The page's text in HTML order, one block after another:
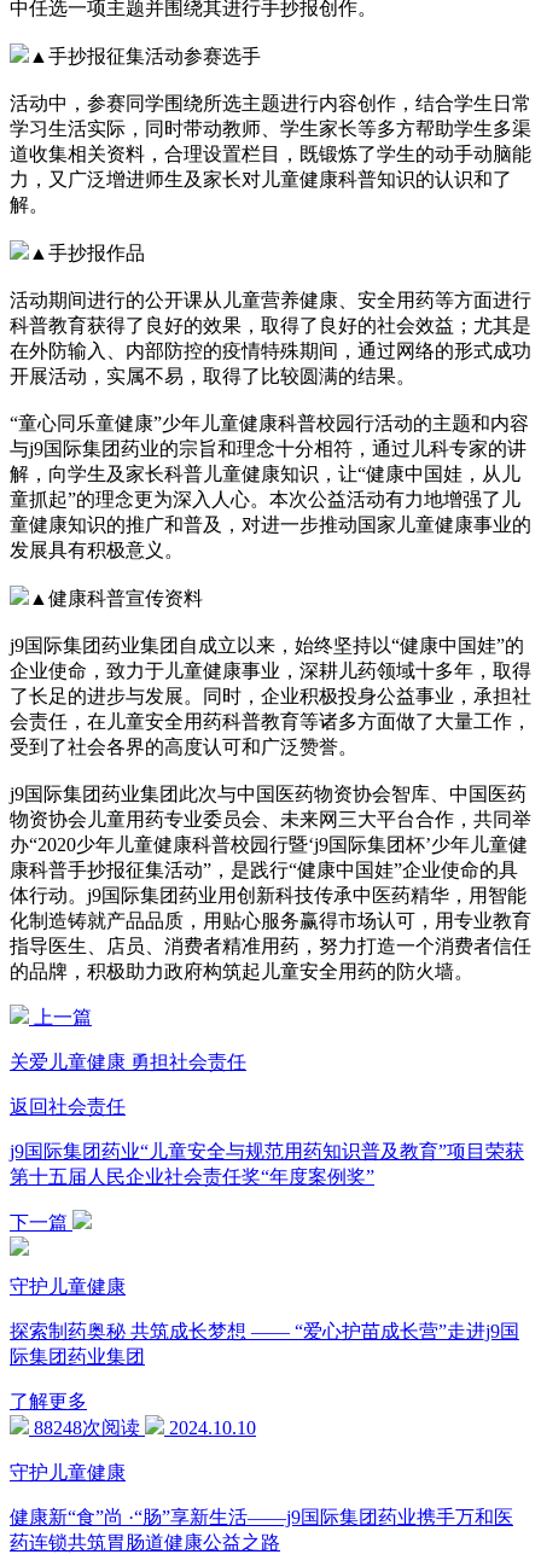
中任选一项主题并围绕其进行手抄报创作。
▲手抄报征集活动参赛选手
活动中，参赛同学围绕所选主题进行内容创作，结合学生日常
学习生活实际，同时带动教师、学生家长等多方帮助学生多渠
道收集相关资料，合理设置栏目，既锻炼了学生的动手动脑能
力，又广泛增进师生及家长对儿童健康科普知识的认识和了
解。
▲手抄报作品
活动期间进行的公开课从儿童营养健康、安全用药等方面进行
科普教育获得了良好的效果，取得了良好的社会效益；尤其是
在外防输入、内部防控的疫情特殊期间，通过网络的形式成功
开展活动，实属不易，取得了比较圆满的结果。
“童心同乐童健康”少年儿童健康科普校园行活动的主题和内容
与j9国际集团药业的宗旨和理念十分相符，通过儿科专家的讲
解，向学生及家长科普儿童健康知识，让“健康中国娃，从儿
童抓起”的理念更为深入人心。本次公益活动有力地增强了儿
童健康知识的推广和普及，对进一步推动国家儿童健康事业的
发展具有积极意义。
▲健康科普宣传资料
j9国际集团药业集团自成立以来，始终坚持以“健康中国娃”的
企业使命，致力于儿童健康事业，深耕儿药领域十多年，取得
了长足的进步与发展。同时，企业积极投身公益事业，承担社
会责任，在儿童安全用药科普教育等诸多方面做了大量工作，
受到了社会各界的高度认可和广泛赞誉。
j9国际集团药业集团此次与中国医药物资协会智库、中国医药
物资协会儿童用药专业委员会、未来网三大平台合作，共同举
办“2020少年儿童健康科普校园行暨‘j9国际集团杯’少年儿童健
康科普手抄报征集活动”，是践行“健康中国娃”企业使命的具
体行动。j9国际集团药业用创新科技传承中医药精华，用智能
化制造铸就产品品质，用贴心服务赢得市场认可，用专业教育
指导医生、店员、消费者精准用药，努力打造一个消费者信任
的品牌，积极助力政府构筑起儿童安全用药的防火墙。
上一篇
关爱儿童健康 勇担社会责任
返回社会责任
j9国际集团药业“儿童安全与规范用药知识普及教育”项目荣获
第十五届人民企业社会责任奖“年度案例奖”
下一篇
守护儿童健康
探索制药奥秘 共筑成长梦想 —— “爱心护苗成长营”走进j9国
际集团药业集团
了解更多
88248次阅读
2024.10.10
守护儿童健康
健康新“食”尚 ·“肠”享新生活——j9国际集团药业携手万和医
药连锁共筑胃肠道健康公益之路